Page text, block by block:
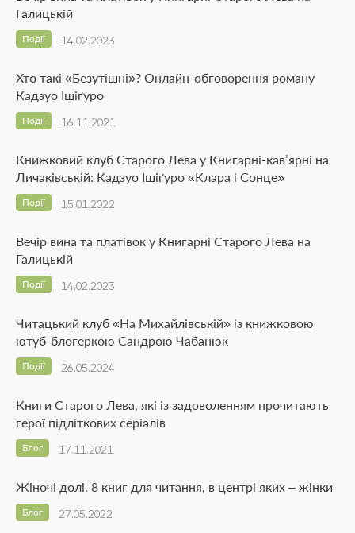
Галицькій
14.02.2023
Події
Хто такі «Безутішні»? Онлайн-обговорення роману
Кадзуо Ішіґуро
16.11.2021
Події
Книжковий клуб Старого Лева у Книгарні-кав’ярні на
Личаківській: Кадзуо Ішіґуро «Клара і Сонце»
15.01.2022
Події
Вечір вина та платівок у Книгарні Старого Лева на
Галицькій
14.02.2023
Події
Читацький клуб «На Михайлівській» із книжковою
ютуб-блогеркою Сандрою Чабанюк
26.05.2024
Події
Книги Старого Лева, які із задоволенням прочитають
герої підліткових серіалів
17.11.2021
Блог
Жіночі долі. 8 книг для читання, в центрі яких – жінки
27.05.2022
Блог